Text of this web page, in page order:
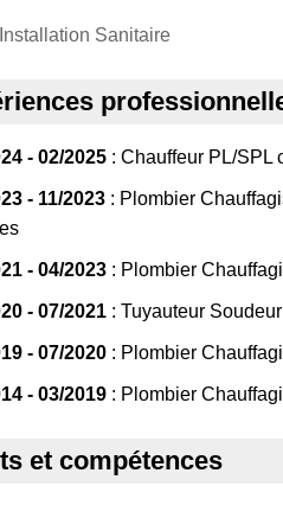
Sanitaire
- 02/2025 : Chauffeur PL/SPL
- 11/2023 : Plombier
- 04/2023 : Plombier
- 07/2021 : Tuyauteur
- 07/2020 : Plombier
- 03/2019 : Plombier
et compétences